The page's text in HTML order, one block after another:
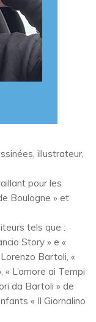
illustrateur,
pour les
Boulogne » et
tels que :
Story » e «
Bartoli, «
« L’amore ai Tempi
da Bartoli » de
« Il Giornalino